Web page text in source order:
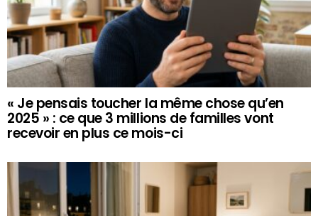
« Je pensais toucher la même chose qu’en
2025 » : ce que 3 millions de familles vont
recevoir en plus ce mois-ci